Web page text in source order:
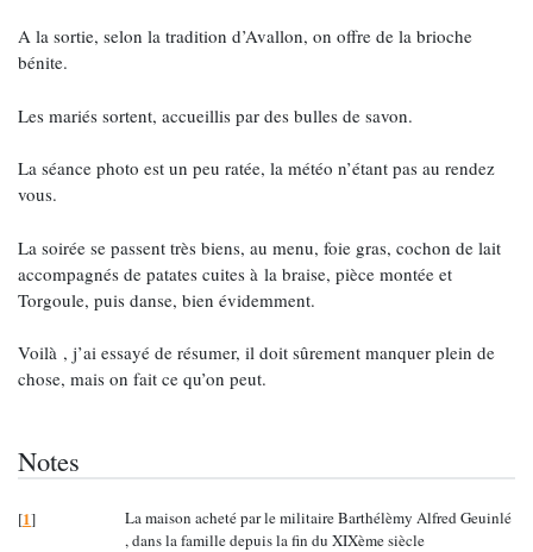
A la sortie, selon la tradition d’Avallon, on offre de la brioche
bénite.
Les mariés sortent, accueillis par des bulles de savon.
La séance photo est un peu ratée, la météo n’étant pas au rendez
vous.
La soirée se passent très biens, au menu, foie gras, cochon de lait
accompagnés de patates cuites à la braise, pièce montée et
Torgoule, puis danse, bien évidemment.
Voilà , j’ai essayé de résumer, il doit sûrement manquer plein de
chose, mais on fait ce qu’on peut.
Notes
[1]
La maison acheté par le militaire Barthélèmy Alfred Geuinlé
, dans la famille depuis la fin du XIXème siècle